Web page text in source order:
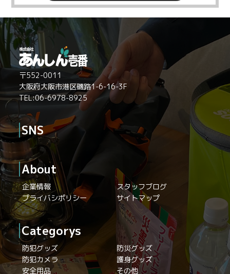
〒552-0011
大阪府大阪市港区磯路1-6-16-3F
TEL:06-6978-8925
SNS
About
企業情報
スタッフブログ
プライバシポリシー
サイトマップ
Categorys
防犯グッズ
防災グッズ
防犯カメラ
護身グッズ
安全用品
その他